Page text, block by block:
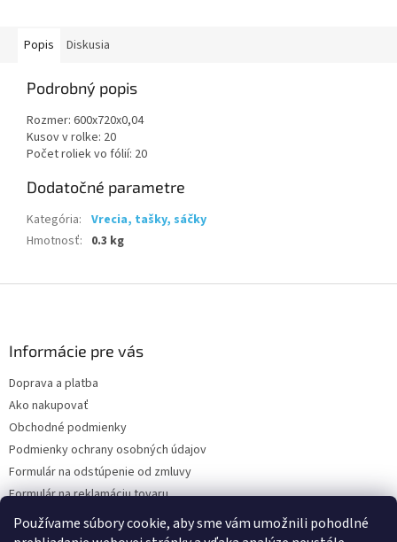
Používame súbory cookie, aby sme vám umožnili pohodlné
Popis Diskusia
Podrobný popis
Rozmer: 600x720x0,04
Kusov v rolke: 20
Počet roliek vo fólií: 20
Dodatočné parametre
Kategória: Vrecia, tašky, sáčky
Hmotnosť: 0.3 kg
Informácie pre vás
Doprava a platba
Ako nakupovať
Obchodné podmienky
Podmienky ochrany osobných údajov
Formulár na odstúpenie od zmluvy
Formulár na reklamáciu tovaru
Kontakty